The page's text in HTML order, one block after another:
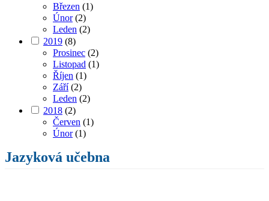
Březen (1)
Únor(2)
Leden (2)
2019 (8)
Prosinec (2)
Listopad (1)
Říjen (1)
Září(2)
Leden (2)
2018 (2)
Červen (1)
Únor(1)
Jazyková učebna